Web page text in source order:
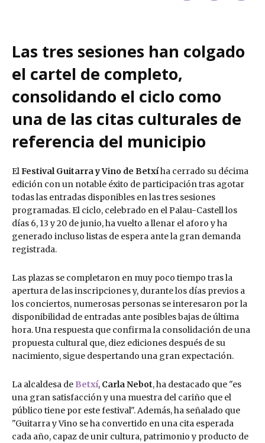
Las tres sesiones han colgado
el cartel de completo,
consolidando el ciclo como
una de las citas culturales de
referencia del municipio
ElFestival Guitarra y Vino de Betxíha cerrado su décima
edición con un notable éxito de participación tras agotar
todas las entradas disponibles en las tres sesiones
programadas. El ciclo, celebrado en el Palau-Castell los
días 6, 13 y 20 de junio, ha vuelto a llenar el aforo y ha
generado incluso listas de espera ante la gran demanda
registrada.
Las plazas se completaron en muy poco tiempo tras la
apertura de las inscripciones y, durante los días previos a
los conciertos, numerosas personas se interesaron por la
disponibilidad de entradas ante posibles bajas de última
hora. Una respuesta que confirma la consolidación de una
propuesta cultural que, diez ediciones después de su
nacimiento, sigue despertando una gran expectación.
La alcaldesa de Betxí, Carla Nebot, ha destacado que "es
una gran satisfacción y una muestra del cariño que el
público tiene por este festival". Además, ha señalado que
"Guitarra y Vino se ha convertido en una cita esperada
cada año, capaz de unir cultura, patrimonio y producto de